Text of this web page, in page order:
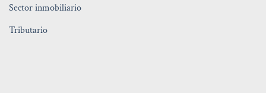
Sector inmobiliario
Tributario